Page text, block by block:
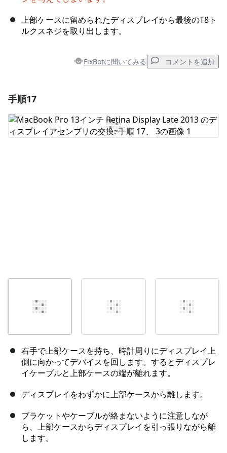
上部ケースに留められたディスプレイから最後のT8ト
ルクスネジを取り出します。
FixBotに聞いてみる コメントを追加
コメントを追加
手順17
右手で上部ケースを持ち、時計周りにディスプレイ上
側に向かってデバイスを回します。するとディスプレ
イケーブルと上部ケースの端が離れます。
ディスプレイをわずかに上部ケースから離します。
ブラケットやケーブルが絡まないように注意しなが
ら、上部ケースからディスプレイを引っ張りながら離
します。